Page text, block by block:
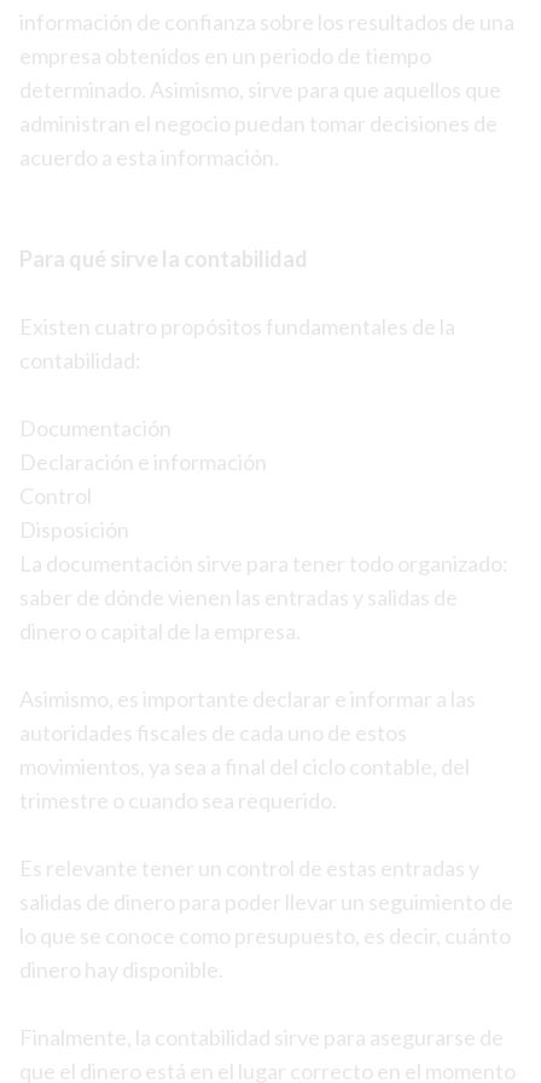
información de confianza sobre los resultados de una
empresa obtenidos en un periodo de tiempo
determinado. Asimismo, sirve para que aquellos que
administran el negocio puedan tomar decisiones de
acuerdo a esta información.
Para qué sirve la contabilidad
Existen cuatro propósitos fundamentales de la
contabilidad:
Documentación
Declaración e información
Control
Disposición
La documentación sirve para tener todo organizado:
saber de dónde vienen las entradas y salidas de
dinero o capital de la empresa.
Asimismo, es importante declarar e informar a las
autoridades fiscales de cada uno de estos
movimientos, ya sea a final del ciclo contable, del
trimestre o cuando sea requerido.
Es relevante tener un control de estas entradas y
salidas de dinero para poder llevar un seguimiento de
lo que se conoce como presupuesto, es decir, cuánto
dinero hay disponible.
Finalmente, la contabilidad sirve para asegurarse de
que el dinero está en el lugar correcto en el momento